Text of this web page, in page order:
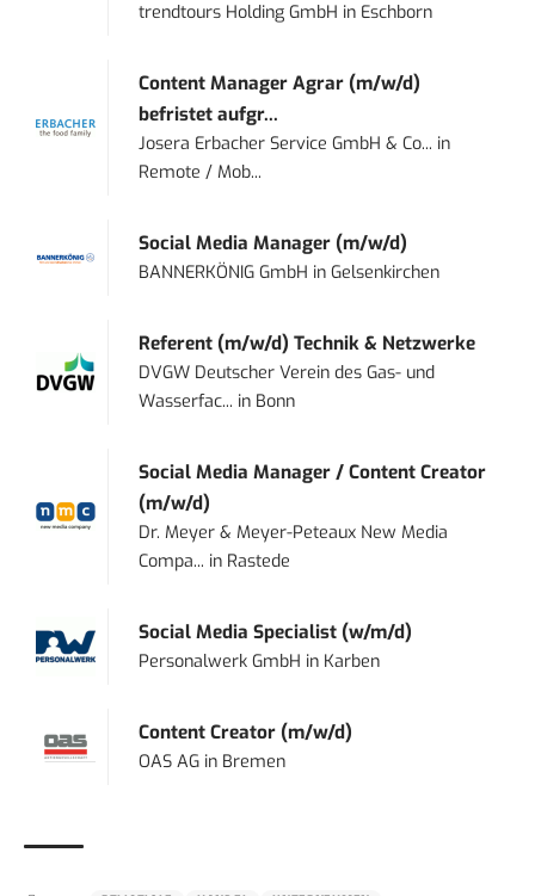
trendtours Holding GmbH in Eschborn
Content Manager Agrar (m/w/d)
befristet aufgr...
Josera Erbacher Service GmbH & Co... in
Remote / Mob...
Social Media Manager (m/w/d)
BANNERKÖNIG GmbH inGelsenkirchen
Referent (m/w/d) Technik & Netzwerke
DVGW Deutscher Verein des Gas- und
Wasserfac... in Bonn
Social Media Manager / Content Creator
(m/w/d)
Dr. Meyer & Meyer-Peteaux New Media
Compa... in Rastede
Social Media Specialist (w/m/d)
Personalwerk GmbH in Karben
Content Creator (m/w/d)
OAS AG in Bremen